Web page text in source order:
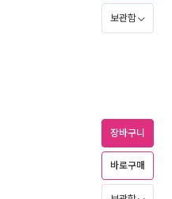
보관함
장바구니
바로구매